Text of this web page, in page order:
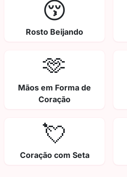
😚
Rosto Beijando
🫶
Mãos em Forma de
Coração
💘
Coração com Seta